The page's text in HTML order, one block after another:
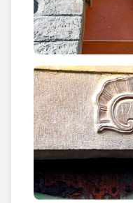
auxiliars,
ACal Torelló (núm. 7)
Joan Agell i
imita carreus i
voluntat de
Carnisser (núm. 10)
adovellat, conserva
de l’allotjament de
carlines, mentre els
guarden el misteri
(núm. 11)mostra el